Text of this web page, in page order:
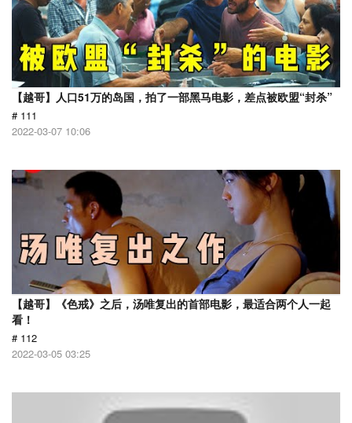
【越哥】人口51万的岛国，拍了一部黑马电影，差点被欧盟“封杀”
# 111
2022-03-07 10:06
【越哥】《色戒》之后，汤唯复出的首部电影，最适合两个人一起
看！
# 112
2022-03-05 03:25